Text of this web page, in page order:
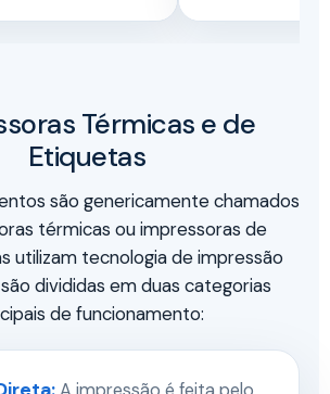
Térmicas e de
Etiquetas
são genericamente chamados
térmicas ou impressoras de
utilizam tecnologia de impressão
divididas em duas categorias
de funcionamento: